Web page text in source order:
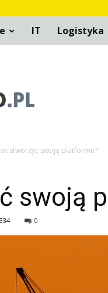
IT Logistyka
stworzyć swoją platforme?
swoją
334 0